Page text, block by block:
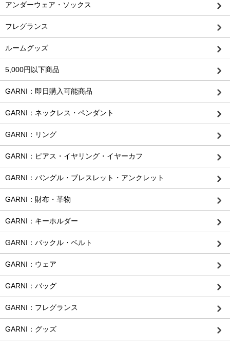
アンダーウェア・ソックス
フレグランス
ルームグッズ
5,000円以下商品
GARNI：即日購入可能商品
GARNI：ネックレス・ペンダント
GARNI：リング
GARNI：ピアス・イヤリング・イヤーカフ
GARNI：バングル・ブレスレット・アンクレット
GARNI：財布・革物
GARNI：キーホルダー
GARNI：バックル・ベルト
GARNI：ウェア
GARNI：バッグ
GARNI：フレグランス
GARNI：グッズ